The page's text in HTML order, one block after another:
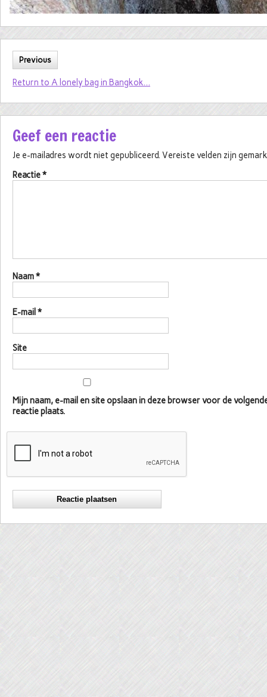
Previous
Return to A lonely bag in Bangkok…
Geef een reactie
Je e-mailadres wordt niet gepubliceerd. Vereiste velden zijn
Reactie*
Naam*
E-mail *
Site
Mijn naam, e-mail en site opslaan in deze browser voor de
reactie plaats.